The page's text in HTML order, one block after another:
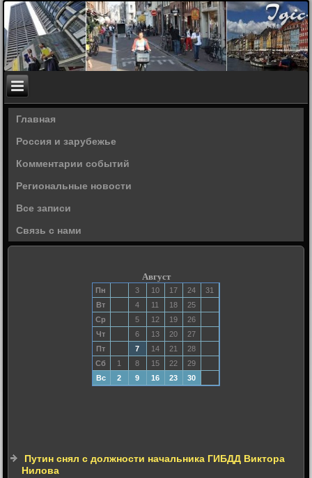
Главная
Россия и зарубежье
Комментарии событий
Региональные новости
Все записи
Связь с нами
Август
Пн 3 10 17 24
31
Вт
4 11 18
25
Ср
5 12 19
26
Чт
6 13 20
27
Пт
7 14 21
28
Сб
1 8 15 22
29
Вс
2 9 16 23 30
Путин снял с должности начальника ГИБДД Виктора
Нилова